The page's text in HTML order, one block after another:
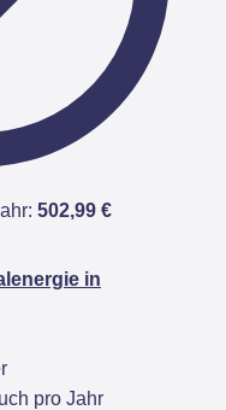
502,99 €
in
pro Jahr